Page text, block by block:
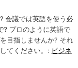
会議では英語を使う必
? プロのように英語で
目指しませんか? それ
てください。: ビジネ